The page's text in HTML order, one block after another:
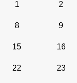
1 2
8 9
15 16
22 23